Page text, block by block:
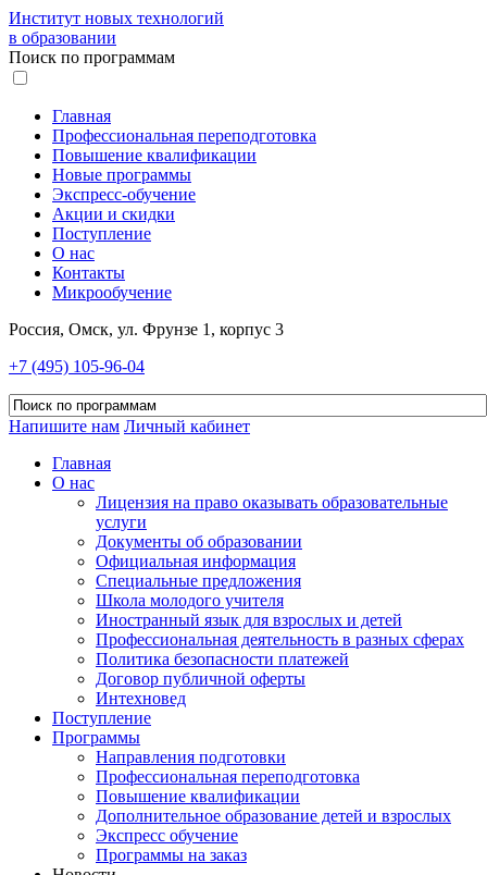
Институт новых технологий
в образовании
Поиск по программам
Главная
Профессиональная переподготовка
Повышение квалификации
Новые программы
Экспресс-обучение
Акции и скидки
Поступление
О нас
Контакты
Микрообучение
Россия, Омск, ул. Фрунзе 1, корпус 3
+7 (495) 105-96-04
Напишите нам Личный кабинет
Главная
О нас
Лицензия на право оказывать образовательные
услуги
Документы об образовании
Официальная информация
Специальные предложения
Школа молодого учителя
Иностранный язык для взрослых и детей
Профессиональная деятельность в разных сферах
Политика безопасности платежей
Договор публичной оферты
Интехновед
Поступление
Программы
Направления подготовки
Профессиональная переподготовка
Повышение квалификации
Дополнительное образование детей и взрослых
Экспресс обучение
Программы на заказ